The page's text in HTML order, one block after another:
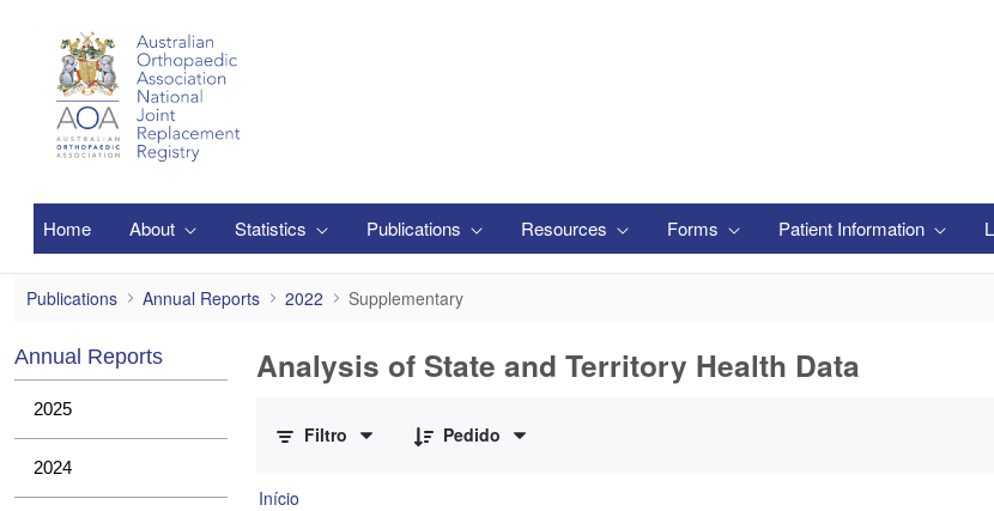
Home About Statistics Publications Resources Forms Patient Information
Supplementary
Publications Annual Reports 2022 Supplementary
Annual Reports
2025
2024
Analysis of State and Territory Health Data
Filtro
Pedido
Início